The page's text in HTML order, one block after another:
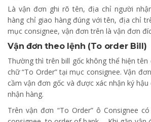
Là vận đơn ghi rõ tên, địa chỉ người
hàng chỉ giao hàng đúng với tên, địa chỉ
mục consignee, vận đơn trên là vận đơn
Vận đơn theo lệnh (To order Bill)
Thường thì trên bill gốc không thể hiện
chữ “To Order” tại mục consignee. Vận
cầm vận đơn gốc và được xác nhận ký
nhận hàng.
Trên vận đơn “To Order” ô Consignee